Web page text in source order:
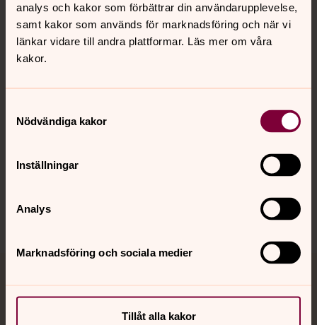
analys och kakor som förbättrar din användarupplevelse,
samt kakor som används för marknadsföring och när vi
länkar vidare till andra plattformar. Läs mer om våra
kakor.
Nödvändiga kakor
Inställningar
Analys
Marknadsföring och sociala medier
Tillåt alla kakor
Kontakt
Hitta snabbt
Sociala kanaler
Jourhavande präst
Akut samtals- och krisstöd. Prata eller chatta anonymt